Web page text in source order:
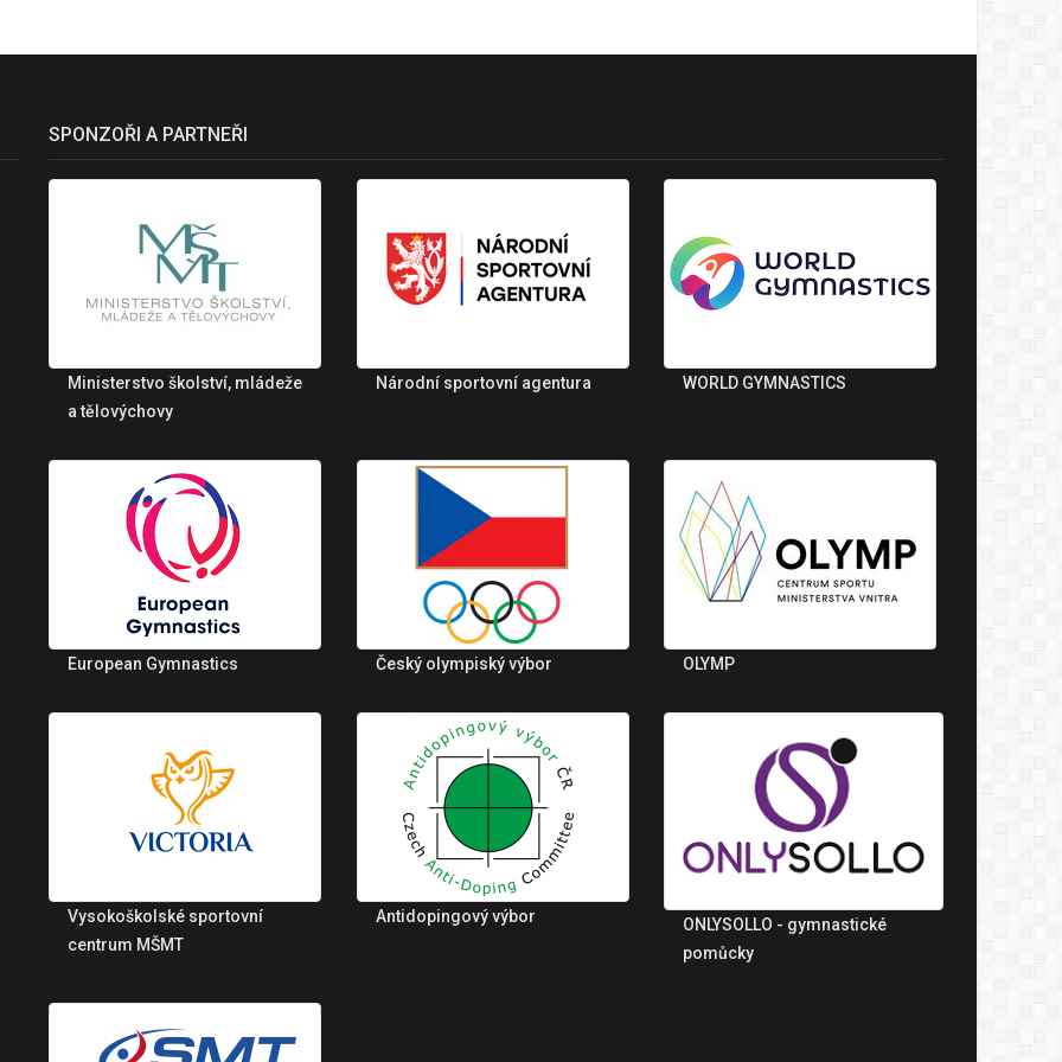
SPONZOŘI A PARTNEŘI
Ministerstvo školství, mládeže
a tělovýchovy
Národní sportovní agentura WORLD GYMNASTICS
European Gymnastics Český olympiský výbor OLYMP
Vysokoškolské sportovní
centrum MŠMT
Antidopingový výbor
ONLYSOLLO - gymnastické
pomůcky